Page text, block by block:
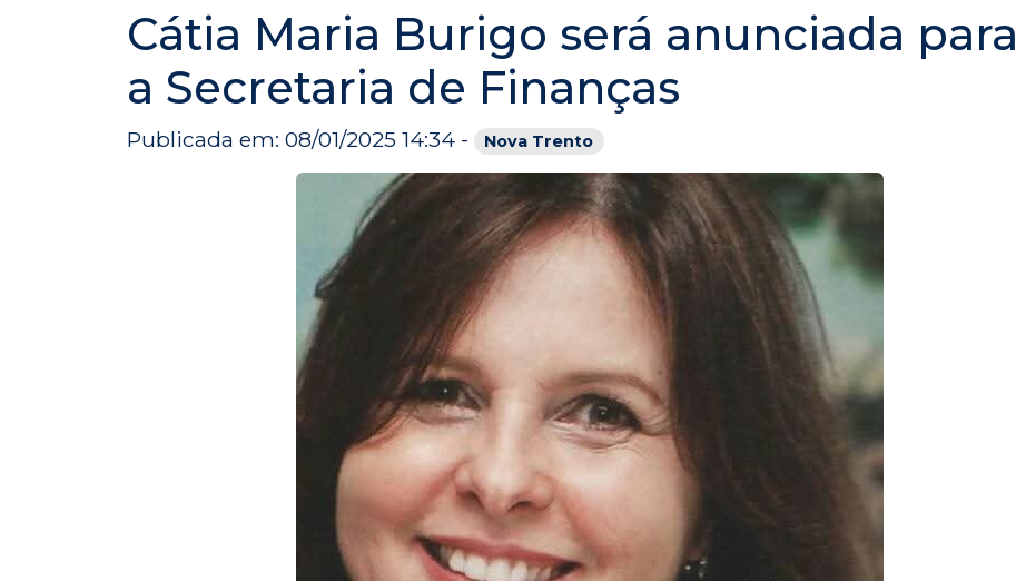
Cátia Maria Burigo será anunciada para
a Secretaria de Finanças
Publicada em: 08/01/2025 14:34 - Nova Trento